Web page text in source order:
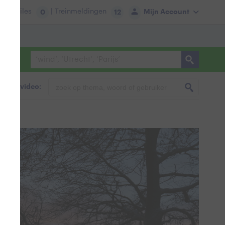
Mijn Account
Files 0 | Treinmeldingen 12
& video: